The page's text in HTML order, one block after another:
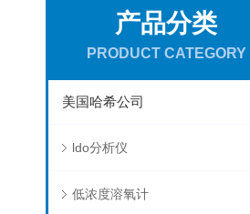
产品分类
PRODUCT CATEGORY
美国哈希公司
ldo分析仪
低浓度溶氧计